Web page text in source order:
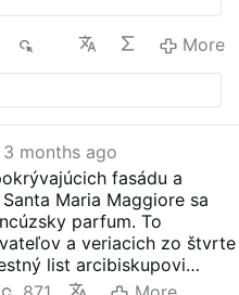
fatto di nuovo
il vaso facendo
un gruppo di fedeli
arciprete
Mackrikas. «In
membri del Comitato
del Rione Monti e
del Rione, vi
per esprimervi il
More
3 months ago
fasádu a
Maria Maggiore sa
parfum. To
a veriacich zo štvrte
list arcibiskupovi
v ktorom kritizovali to, čo